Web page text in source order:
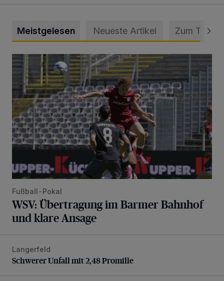
Meistgelesen Neueste Artikel Zum Thema
WSV: Übertragung im Barmer Bahnhof und klare Ansage
Fußball-Pokal
WSV: Übertragung im Barmer Bahnhof
und klare Ansage
Schwerer Unfall mit 2,48 Promille
Langerfeld
Schwerer Unfall mit 2,48 Promille